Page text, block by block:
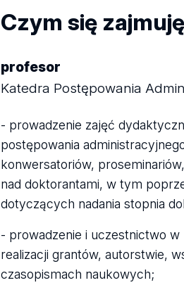
Czym się
profesor
Katedra Postępowania
- prowadzenie zajęć
postępowania
konwersatoriów,
nad doktorantami, w tym
dotyczących nadania stopnia
- prowadzenie i uczestnictwo
realizacji grantów, autorstwie,
czasopismach naukowych;